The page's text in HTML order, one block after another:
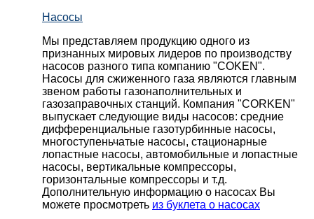
Насосы
Мы представляем продукцию одного из
признанных мировых лидеров по производству
насосов разного типа компанию "COKEN".
Насосы для сжиженного газа являются главным
звеном работы газонаполнительных и
газозаправочных станций. Компания "CORKEN"
выпускает следующие виды насосов: cредние
дифференциальные газотурбинные насосы,
многоступеньчатые насосы, стационарные
лопастные насосы, автомобильные и лопaстные
насосы, вертикальные компрессоры,
горизонтальные компрессоры и т.д.
Дополнительную информацию о насосах Вы
можете просмотреть из буклета о насосах